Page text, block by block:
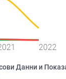
2022
Данни и